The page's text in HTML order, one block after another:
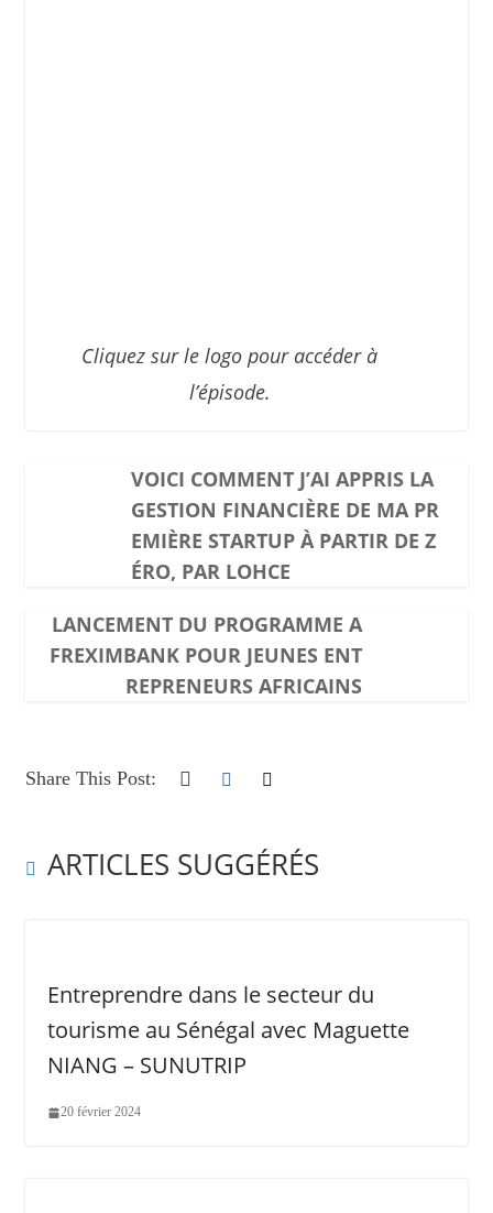
Cliquez sur le logo pour accéder à
l’épisode.
VOICI COMMENT J’AI APPRIS LA
GESTION FINANCIÈRE DE MA PR
EMIÈRE STARTUP À PARTIR DE Z
ÉRO, PAR LOHCE
LANCEMENT DU PROGRAMME A
FREXIMBANK POUR JEUNES ENT
REPRENEURS AFRICAINS
Share This Post:
ARTICLES SUGGÉRÉS
Entreprendre dans le secteur du
tourisme au Sénégal avec Maguette
NIANG – SUNUTRIP
20 février 2024